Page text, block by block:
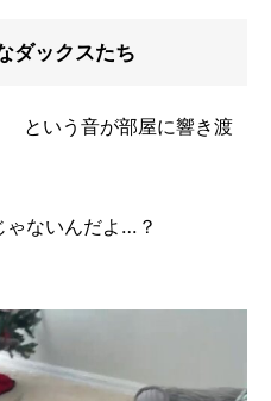
ダックスたち
いう音が部屋に響き渡
ないんだよ…？